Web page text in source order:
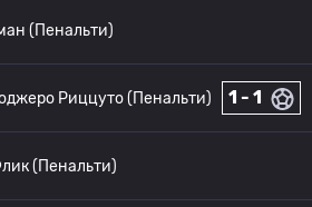
(Пенальти)
1 - 1
Риццуто (Пенальти)
(Пенальти)